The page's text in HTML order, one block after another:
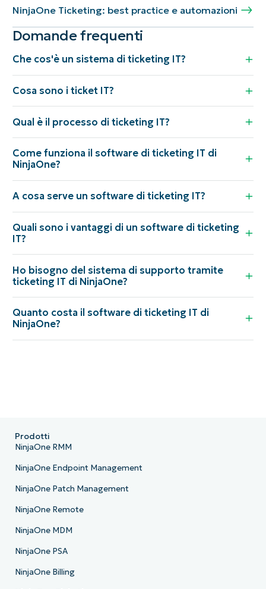
NinjaOne Ticketing: best practice e automazioni
Domande frequenti
Che cos'è un sistema di ticketing IT?
Cosa sono i ticket IT?
Qual è il processo di ticketing IT?
Come funziona il software di ticketing IT di
NinjaOne?
A cosa serve un software di ticketing IT?
Quali sono i vantaggi di un software di ticketing
IT?
Ho bisogno del sistema di supporto tramite
ticketing IT di NinjaOne?
Quanto costa il software di ticketing IT di
NinjaOne?
Prodotti
NinjaOne RMM
NinjaOne Endpoint Management
NinjaOne Patch Management
NinjaOne Remote
NinjaOne MDM
NinjaOne PSA
NinjaOne Billing